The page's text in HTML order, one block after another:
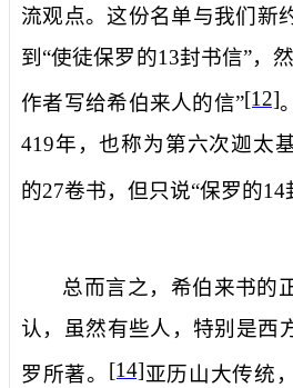
流观点。这份名单与我们新
到“使徒保罗的13封书信”，
作者写给希伯来人的信”[12]
419年，也称为第六次迦太
的27卷书，但只说“保罗的14
总而言之，希伯来书的
认，虽然有些人，特别是西
罗所著。 [14]亚历山大传统